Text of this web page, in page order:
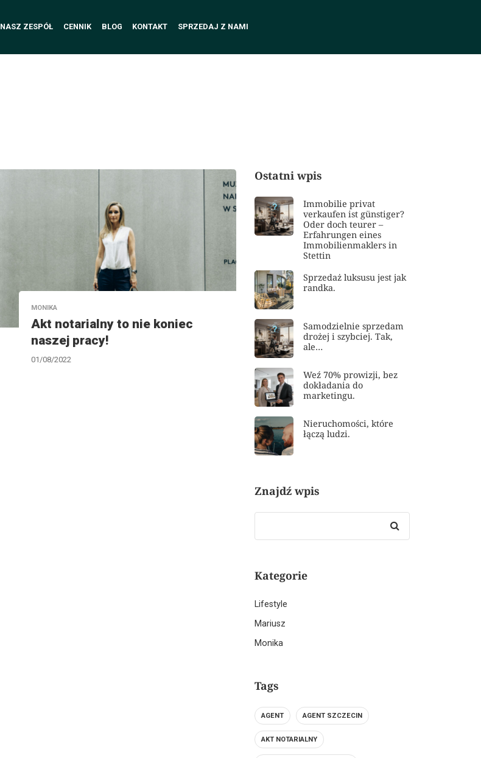
NASZ ZESPÓŁ CENNIK BLOG KONTAKT SPRZEDAJ Z NAMI
MONIKA
Akt notarialny to nie koniec
naszej pracy!
01/08/2022
Ostatni wpis
Immobilie privat
verkaufen ist günstiger?
Oder doch teurer –
Erfahrungen eines
Immobilienmaklers in
Stettin
Sprzedaż luksusu jest jak
randka.
Samodzielnie sprzedam
drożej i szybciej. Tak,
ale…
Weź 70% prowizji, bez
dokładania do
marketingu.
Nieruchomości, które
łączą ludzi.
Znajdź wpis
Kategorie
Lifestyle
Mariusz
Monika
Tags
AGENT AGENT SZCZECIN
AKT NOTARIALNY